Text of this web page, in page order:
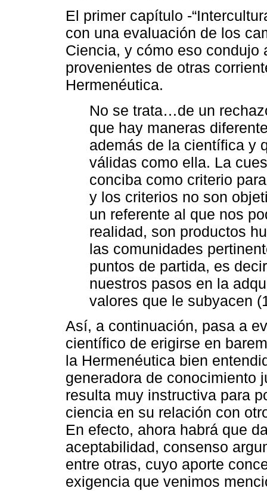
El primer capítulo -
con una evaluación de los
Ciencia, y cómo eso condujo
provenientes de otras
Hermenéutica.
No se trata…de un
que hay maneras
además de la científica y
válidas como ella. La
conciba como criterio
y los criterios no son
un referente al que nos
realidad, son productos
las comunidades
puntos de partida, es
nuestros pasos en la
valores que le subyacen
Así, a continuación, pasa a
científico de erigirse en
la Hermenéutica bien
generadora de conocimiento
resulta muy instructiva para
ciencia en su relación con
En efecto, ahora habrá que
aceptabilidad, consenso
entre otras, cuyo aporte
exigencia que venimos